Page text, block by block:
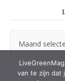
meer
van te zijn dat